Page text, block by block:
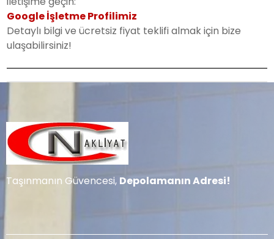
Google İşletme Profilimiz
Detaylı bilgi ve ücretsiz fiyat teklifi almak için bize
ulaşabilirsiniz!
Taşınmanın Güvencesi, Depolamanın Adresi!